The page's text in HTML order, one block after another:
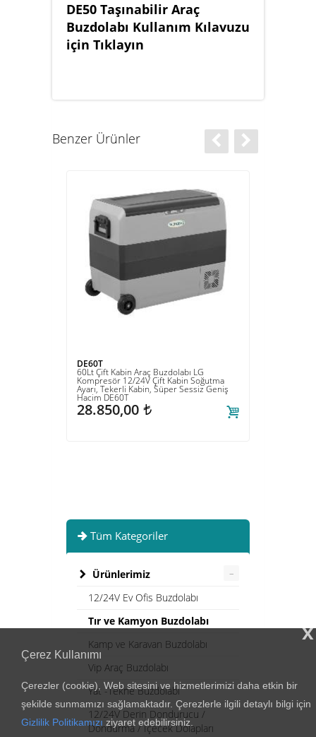
DE50 Taşınabilir Araç
Buzdolabı Kullanım Kılavuzu
için Tıklayın
Benzer Ürünler
DE60T
60Lt Çift Kabin Araç Buzdolabı LG
Kompresör 12/24V Çift Kabin Soğutma
Ayarı, Tekerli Kabin, Süper Sessiz Geniş
Hacim DE60T
28.850,00 t
Tüm Kategoriler
Ürünlerimiz –
12/24V Ev Ofis Buzdolabı
Tır ve Kamyon Buzdolabı
Kamp ve Karavan Buzdolabı
Vip Araç Buzdolabı
Yat -Tekne Buzdolabı
12/24V Derin Dondurucu /
Dondurma / İçecek Dolapları
x
Çerez Kullanımı
Çerezler (cookie), Web sitesini ve hizmetlerimizi daha etkin bir
şekilde sunmamızı sağlamaktadır. Çerezlerle ilgili detaylı bilgi için
Gizlilik Politikamızı ziyaret edebilirsiniz.